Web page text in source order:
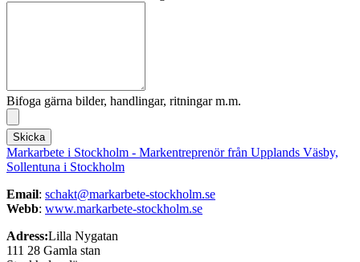
Bifoga gärna bilder, handlingar, ritningar m.m.
Skicka
Markarbete i Stockholm - Markentreprenör från Upplands Väsby,
Sollentuna i Stockholm
Email: schakt@markarbete-stockholm.se
Webb: www.markarbete-stockholm.se
Adress:Lilla Nygatan
111 28 Gamla stan